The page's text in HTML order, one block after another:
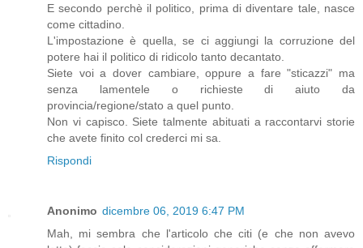
E secondo perchè il politico, prima di diventare tale, nasce
come cittadino.
L'impostazione è quella, se ci aggiungi la corruzione del
potere hai il politico di ridicolo tanto decantato.
Siete voi a dover cambiare, oppure a fare "sticazzi" ma
senza lamentele o richieste di aiuto da
provincia/regione/stato a quel punto.
Non vi capisco. Siete talmente abituati a raccontarvi storie
che avete finito col crederci mi sa.
Rispondi
Anonimo dicembre 06, 2019 6:47 PM
Mah, mi sembra che l'articolo che citi (e che non avevo